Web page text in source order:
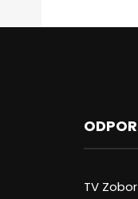
TV Zobor